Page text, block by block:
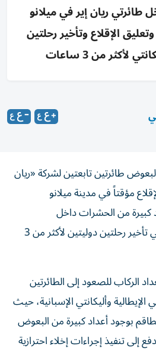
ريان إير في ميلانو
الإقلاع وتأخير رحلتين
لأكثر من 3 ساعات
طائرتين تابعتين لشركة «ريان
مؤقتاً في مدينة ميلانو
كبيرة من الحشرات داخل
المقصورتين، ما تسبب في تأخير رحلتين دوليتين لأكثر من 3
الركاب للصعود إلى الطائرتين
الإيطالية وأليكانتي الإسبانية، حيث
بوجود أعداد كبيرة من البعوض
إلى تنفيذ إجراءات إخلاء احترازية